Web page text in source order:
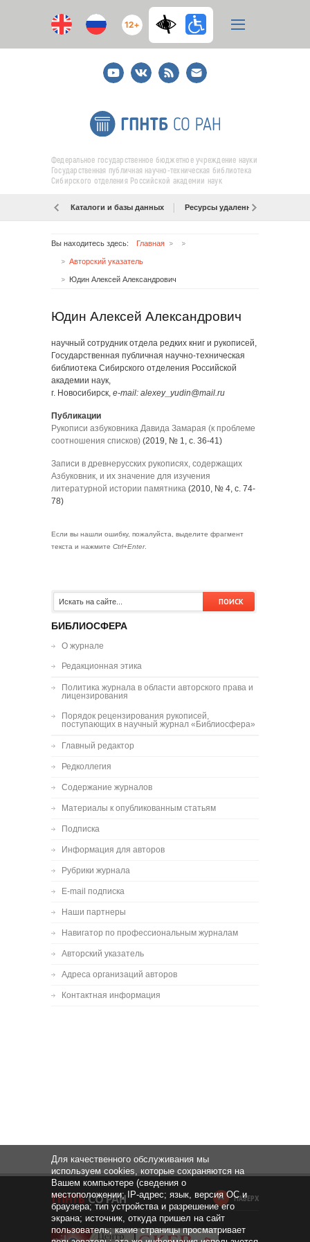
12+
YoutubeВКонтакте
RSS
E-
mail
подписка
Федеральное государственное бюджетное учреждение науки
Государственная публичная научно-техническая библиотека
Сибирского отделения Российской академии наук
Каталоги и базы данных Ресурсы удаленного доступа
Вы находитесь здесь: Главная
Авторский указатель
Юдин Алексей Александрович
Юдин Алексей Александрович
научный сотрудник отдела редких книг и рукописей,
Государственная публичная научно-техническая
библиотека Сибирского отделения Российской
академии наук,
г. Новосибирск, e-mail: alexey_yudin@mail.ru
Публикации
Рукописи азбуковника Давида Замарая (к проблеме
соотношения списков) (2019, № 1, с. 36-41)
Записи в древнерусских рукописях, содержащих
Азбуковник, и их значение для изучения
литературной истории памятника (2010, № 4, с. 74-
78)
Если вы нашли ошибку, пожалуйста, выделите фрагмент
текста и нажмите Ctrl+Enter.
БИБЛИОСФЕРА
О журнале
Редакционная этика
Политика журнала в области авторского права и
лицензирования
Порядок рецензирования рукописей,
поступающих в научный журнал «Библиосфера»
Главный редактор
Редколлегия
Содержание журналов
Материалы к опубликованным статьям
Подписка
Информация для авторов
Рубрики журнала
E-mail подписка
Наши партнеры
Навигатор по профессиональным журналам
Авторский указатель
Адреса организаций авторов
Контактная информация
НАВЕРХ
Для качественного обслуживания мы
используем cookies, которые сохраняются на
Вашем компьютере (сведения о
местоположении; IP-адрес; язык, версия ОС и
браузера; тип устройства и разрешение его
экрана; источник, откуда пришел на сайт
пользователь; какие страницы просматривает